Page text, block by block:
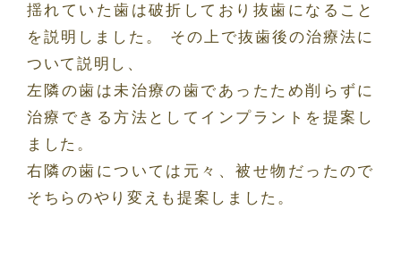
揺れていた歯は破折しており抜歯になること
を説明しました。 その上で抜歯後の治療法に
ついて説明し、
左隣の歯は未治療の歯であったため削らずに
治療できる方法としてインプラントを提案し
ました。
右隣の歯については元々、被せ物だったので
そちらのやり変えも提案しました。